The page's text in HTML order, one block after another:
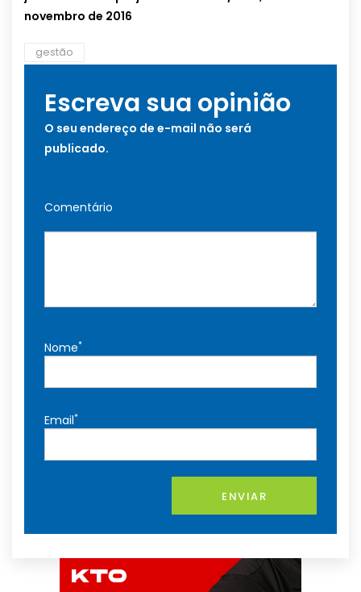
novembro de 2016
gestão
Escreva sua opinião
O seu endereço de e-mail não será
publicado.
Comentário
Nome*
Email*
ENVIAR